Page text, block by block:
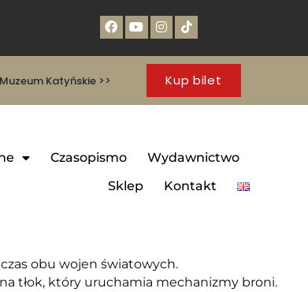
Muzeum Katyńskie >> Kup bilet
Czasopismo
Wydawnictwo
Sklep
Kontakt
obu wojen światowych.
tłok, który uruchamia mechanizmy broni.